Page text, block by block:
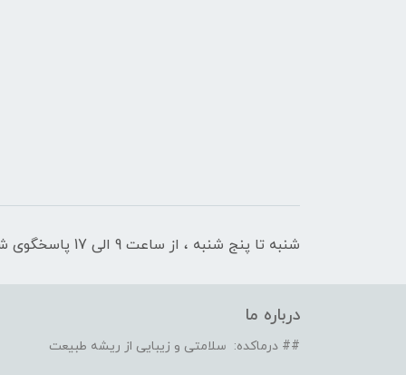
شنبه تا پنج شنبه ، از ساعت 9 الی 17 پاسخگوی شما هستیم
درباره ما
## درماکده: سلامتی و زیبایی از ریشه طبیعت